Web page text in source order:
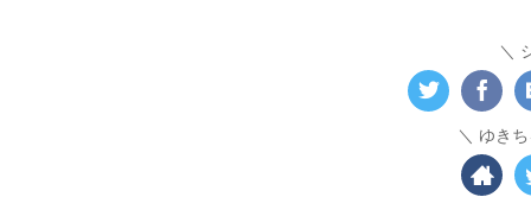
ゆき